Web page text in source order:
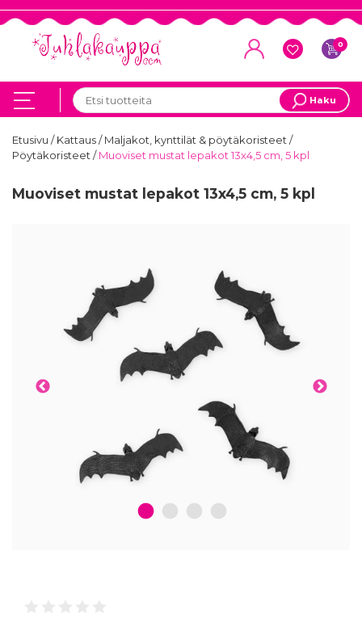
0
Haku
Etusivu /Kattaus/Maljakot, kynttilät & pöytäkoristeet/
Pöytäkoristeet/Muoviset mustat lepakot 13x4,5 cm, 5 kpl
Muoviset mustat lepakot 13x4,5 cm, 5 kpl
1 2 3 4